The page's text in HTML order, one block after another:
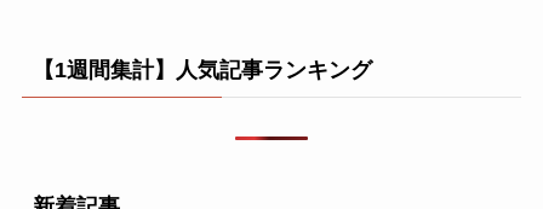
【1週間集計】人気記事ランキング